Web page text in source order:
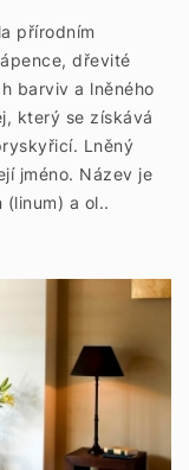
přírodním
dřevité
barviv a lněného
který se získává
Lněný
jméno. Název je
a ol..